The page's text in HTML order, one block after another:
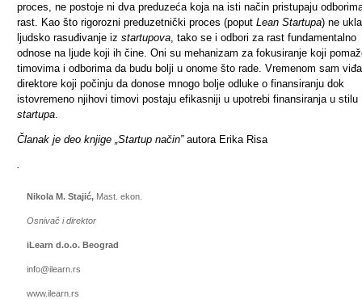
proces, ne postoje ni dva preduzeća koja na isti način pristupaju
rast. Kao što rigorozni preduzetnički proces (poput Lean Startupa) ne
ljudsko rasuđivanje iz startupova, tako se i odbori za rast fundamentalno
odnose na ljude koji ih čine. Oni su mehanizam za fokusiranje koji
timovima i odborima da budu bolji u onome što rade. Vremenom sam
direktore koji počinju da donose mnogo bolje odluke o finansiranju dok
istovremeno njihovi timovi postaju efikasniji u upotrebi finansiranja u stilu
startupa.
Članak je deo knjige „Startup način” autora Erika Risa
.
Nikola M. Stajić, Mast. ekon.
Osnivač i direktor
iLearn d.o.o. Beograd
info@ilearn.rs
www.ilearn.rs